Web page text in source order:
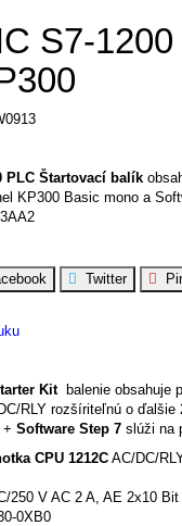
S7-
PLC Štartovací balík
KP300 Basic mono a
Twitter
Kitbalenie obsahuje
RLY rozšíriteľnú o ďalšie
+ Software Step 7 slúži na
CPU 1212C AC/DC/
250 V AC 2 A, AE 2x10
0XB0